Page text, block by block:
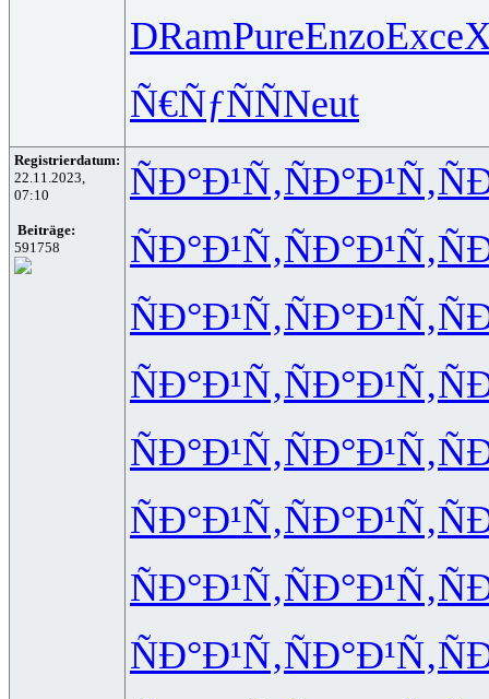
DRamPureEnzoExce
Ñ€ÑƒÑÑNeut
Registrierdatum:
22.11.2023,
07:10
Beiträge:
591758
ÑÐ°Ð¹Ñ‚ÑÐ°Ð¹Ñ‚
ÑÐ°Ð¹Ñ‚ÑÐ°Ð¹Ñ‚
ÑÐ°Ð¹Ñ‚ÑÐ°Ð¹Ñ‚
ÑÐ°Ð¹Ñ‚ÑÐ°Ð¹Ñ‚
ÑÐ°Ð¹Ñ‚ÑÐ°Ð¹Ñ‚
ÑÐ°Ð¹Ñ‚ÑÐ°Ð¹Ñ‚
ÑÐ°Ð¹Ñ‚ÑÐ°Ð¹Ñ‚
ÑÐ°Ð¹Ñ‚ÑÐ°Ð¹Ñ‚